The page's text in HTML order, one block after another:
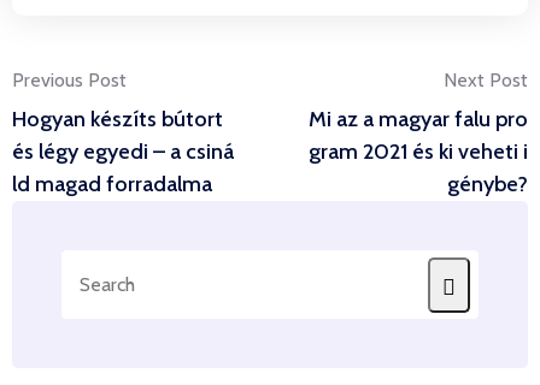
Post
navigation
Previous Post
Hogyan készíts bútort
és légy egyedi – a csiná
ld magad forradalma
Next Post
Mi az a magyar falu pro
gram 2021 és ki veheti i
génybe?
for: